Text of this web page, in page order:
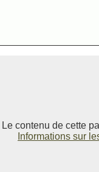
Le contenu de cette
Informations sur